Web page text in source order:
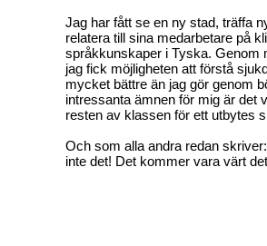
Jag har fått se en ny stad, träffa
relatera till sina medarbetare på
språkkunskaper i Tyska. Genom
jag fick möjligheten att förstå
mycket bättre än jag gör genom
intressanta ämnen för mig är det
resten av klassen för ett utbytes
Och som alla andra redan
inte det! Det kommer vara värt